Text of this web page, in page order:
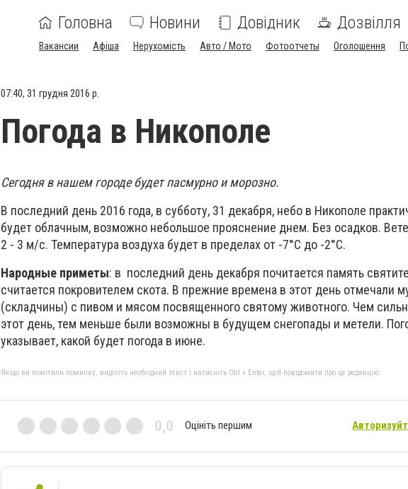
Головна Новини Довідник Дозвілля
Вакансии Афіша Нерухомість Авто / Мото Фотоотчеты Оголошення
07:40, 31 грудня 2016 р.
Погода в Никополе
Сегодня в нашем городе будет пасмурно и морозно.
В последний день 2016 года, в субботу, 31 декабря, небо в Никополе
будет облачным, возможно небольшое прояснение днем. Без осадков.
2 - 3 м/с. Температура воздуха будет в пределах от -7°С до -2°С.
Народные приметы: в последний день декабря почитается память
считается покровителем скота. В прежние времена в этот день отмечали
(складчины) с пивом и мясом посвященного святому животного. Чем
этот день, тем меньше были возможны в будущем снегопады и метели.
указывает, какой будет погода в июне.
Якщо ви помітили помилку, виділіть необхідний текст і натисніть Ctrl + Enter, щоб повідомити про це редакцію
0,0 Оцініть першим